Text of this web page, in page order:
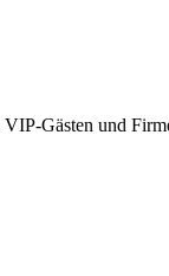
Gästen und